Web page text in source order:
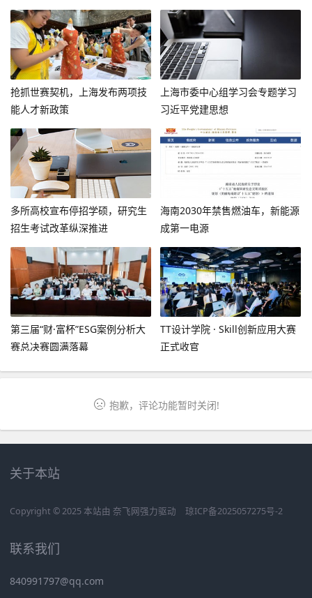
抢抓世赛契机，上海发布两项技
能人才新政策
上海市委中心组学习会专题学习
习近平党建思想
多所高校宣布停招学硕，研究生
招生考试改革纵深推进
海南2030年禁售燃油车，新能源
成第一电源
第三届“财·富杯”ESG案例分析大
赛总决赛圆满落幕
TT设计学院 · Skill创新应用大赛
正式收官
抱歉，评论功能暂时关闭!
关于本站
Copyright © 2025 本站由 奈飞网强力驱动 琼ICP备2025057275号-2
联系我们
840991797@qq.com